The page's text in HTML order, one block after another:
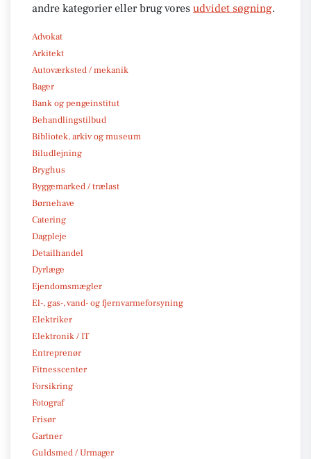
andre kategorier eller brug vores udvidet søgning.
Advokat
Arkitekt
Autoværksted / mekanik
Bager
Bank og pengeinstitut
Behandlingstilbud
Bibliotek, arkiv og museum
Biludlejning
Bryghus
Byggemarked / trælast
Børnehave
Catering
Dagpleje
Detailhandel
Dyrlæge
Ejendomsmægler
El-, gas-, vand- og fjernvarmeforsyning
Elektriker
Elektronik / IT
Entreprenør
Fitnesscenter
Forsikring
Fotograf
Frisør
Gartner
Guldsmed / Urmager